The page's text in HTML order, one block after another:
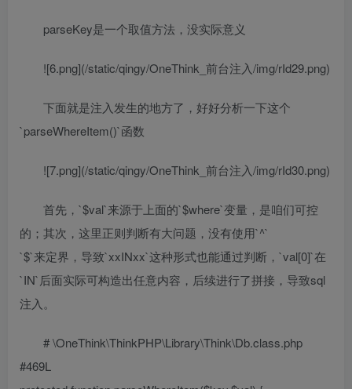
parseKey是一个取值方法，没实际意义
![6.png](/static/qingy/OneThink_前台注入/img/rId29.png)
下面就是注入发生的地方了，好好分析一下这个
`parseWhereItem()`函数
![7.png](/static/qingy/OneThink_前台注入/img/rId30.png)
首先，`$val`来源于上面的`$where`变量，是咱们可控
的；其次，这里正则判断有大问题，没有使用`^`
`$`来定界，导致`xxINxx`这种形式也能通过判断，`val[0]`在
`IN`后面实际可构造出任意内容，后续进行了拼接，导致sql
注入。
# \OneThink\ThinkPHP\Library\Think\Db.class.php
#469L